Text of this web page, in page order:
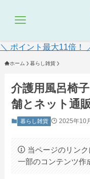
＼ ポイント最大11倍！
ホーム 暮らし雑貨
介護用風呂椅
舗とネット通
暮らし雑貨 2025年10
当ページのリン
一部のコンテンツ作